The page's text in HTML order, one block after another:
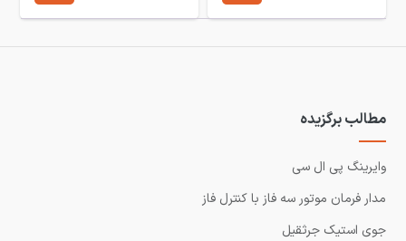
مطالب برگزیده
وایرینگ پی ال سی
مدار فرمان موتور سه فاز با کنترل فاز
جوی استیک جرثقیل